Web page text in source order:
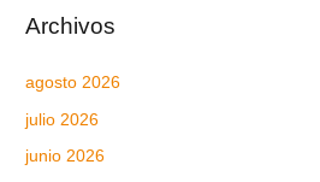
Archivos
agosto 2026
julio 2026
junio 2026